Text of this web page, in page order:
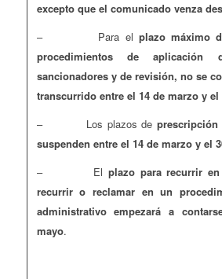
excepto que el comunicado venza
– Para el plazo máximo
procedimientos de
sancionadores y de revisión, no se
transcurrido entre el 14 de marzo y el
– Los plazos de
suspenden entre el 14 de marzo y el
– Elplazo para recurrir
recurrir o reclamar en un
administrativo empezará a
mayo.